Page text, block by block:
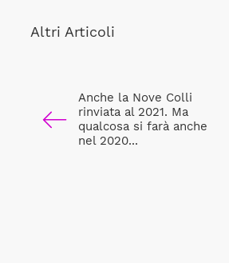
Altri Articoli
Anche la Nove Colli
rinviata al 2021. Ma
qualcosa si farà anche
nel 2020...